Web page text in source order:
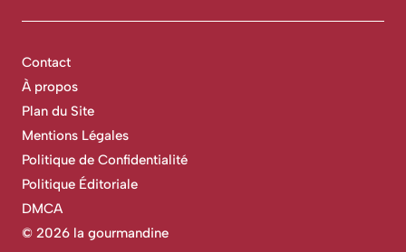
© 2026 la gourmandine
Contact
À propos
Plan du Site
Mentions Légales
Politique de Confidentialité
Politique Éditoriale
DMCA